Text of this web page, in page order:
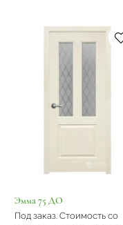
Эмма 75 ДО
Под заказ. Стоимость со